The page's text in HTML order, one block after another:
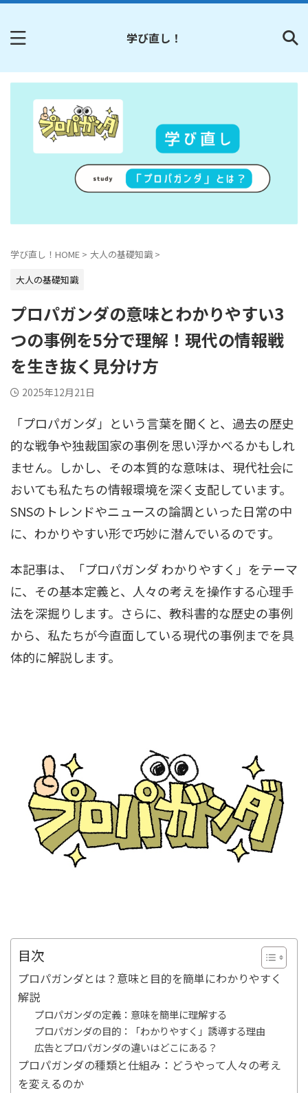
学び直し！
学び直し！HOME > 大人の基礎知識 >
大人の基礎知識
プロパガンダの意味とわかりやすい3
つの事例を5分で理解！現代の情報戦
を生き抜く見分け方
2025年12月21日
「プロパガンダ」という言葉を聞くと、過去の歴史
的な戦争や独裁国家の事例を思い浮かべるかもしれ
ません。しかし、その本質的な意味は、現代社会に
おいても私たちの情報環境を深く支配しています。
SNSのトレンドやニュースの論調といった日常の中
に、わかりやすい形で巧妙に潜んでいるのです。
本記事は、「プロパガンダ わかりやすく」をテーマ
に、その基本定義と、人々の考えを操作する心理手
法を深掘りします。さらに、教科書的な歴史の事例
から、私たちが今直面している現代の事例までを具
体的に解説します。
目次
プロパガンダとは？意味と目的を簡単にわかりやすく
解説
プロパガンダの定義：意味を簡単に理解する
プロパガンダの目的：「わかりやすく」誘導する理由
広告とプロパガンダの違いはどこにある？
プロパガンダの種類と仕組み：どうやって人々の考え
を変えるのか